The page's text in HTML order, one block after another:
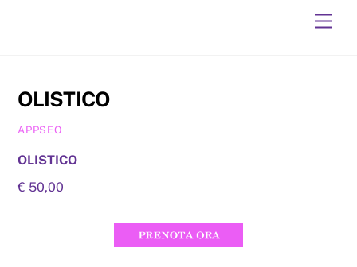
OLISTICO
APPSEO
OLISTICO
€ 50,00